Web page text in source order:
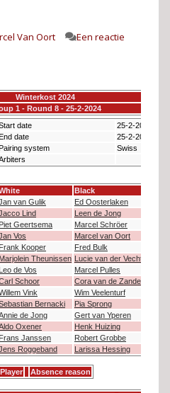
Van Oort
Een reactie